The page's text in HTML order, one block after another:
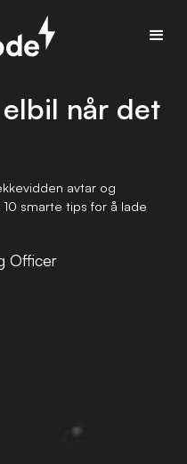
når det
avtar og
smarte tips for å lade
Officer